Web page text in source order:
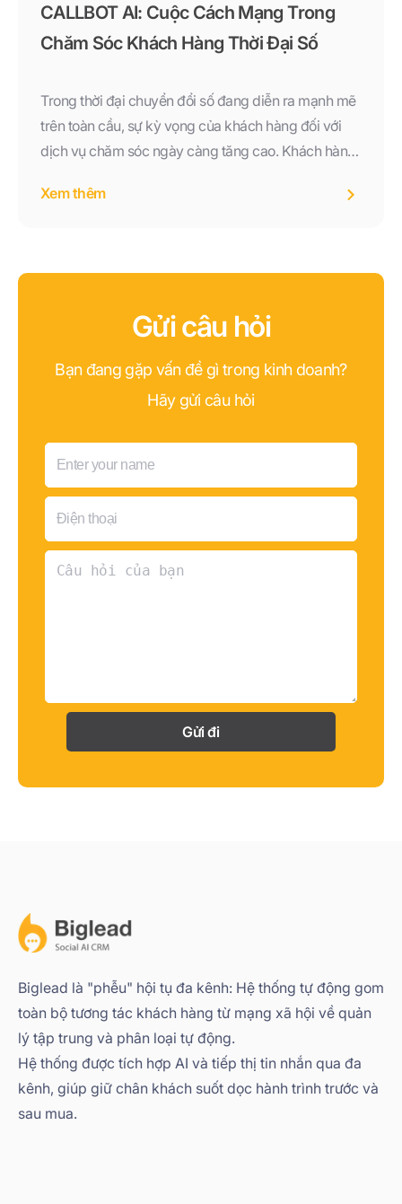
CALLBOT AI: Cuộc Cách Mạng Trong
Chăm Sóc Khách Hàng Thời Đại Số
Trong thời đại chuyển đổi số đang diễn ra mạnh mẽ
trên toàn cầu, sự kỳ vọng của khách hàng đối với
dịch vụ chăm sóc ngày càng tăng cao. Khách hàng
gặp tổng đài viên hay nghe các bản ghi âm tự động
nhất. Chính vì thế, Callbot AI – một giải pháp kết hợp
xuất hiện như một cuộc cách mạng thực sự trong
Xem thêm
Gửi câu hỏi
Bạn đang gặp vấn đề gì trong kinh doanh?
Hãy gửi câu hỏi
Gửi đi
Biglead là "phễu" hội tụ đa kênh: Hệ thống tự động gom
toàn bộ tương tác khách hàng từ mạng xã hội về quản
lý tập trung và phân loại tự động.
Hệ thống được tích hợp AI và tiếp thị tin nhắn qua đa
kênh, giúp giữ chân khách suốt dọc hành trình trước và
sau mua.